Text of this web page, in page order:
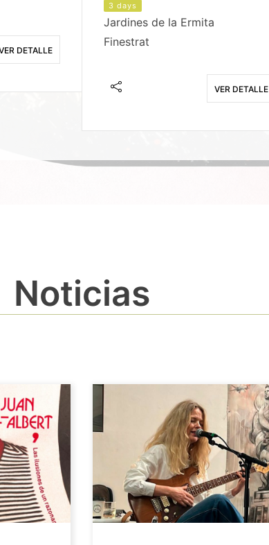
DETALLE
3 days
Jardines de la Ermita
Finestrat
VER DETALLE
Noticias